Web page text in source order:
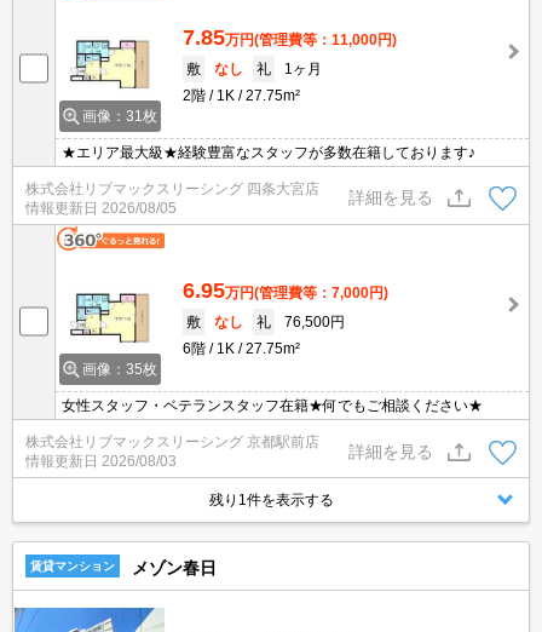
画像：31枚
7.85万円(管理費等：11,000円)
敷
なし 礼
1ヶ月
2階
1K 27.75m²
★エリア最大級★経験豊富なスタッフが多数在籍しております♪
株式会社リブマックスリーシング 四条大宮店
情報更新日 2026/08/05
詳細を見る
画像：35枚
6.95万円(管理費等：7,000円)
敷
なし 礼
76,500円
6階
1K 27.75m²
女性スタッフ・ベテランスタッフ在籍★何でもご相談ください★
株式会社リブマックスリーシング 京都駅前店
情報更新日 2026/08/03
詳細を見る
残り1件を表示する
賃貸マンション メゾン春日